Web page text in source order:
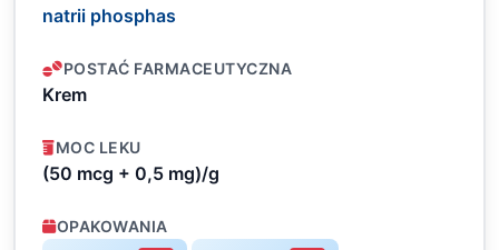
natrii phosphas
POSTAĆ FARMACEUTYCZNA
Krem
MOC LEKU
(50 mcg + 0,5 mg)/g
OPAKOWANIA